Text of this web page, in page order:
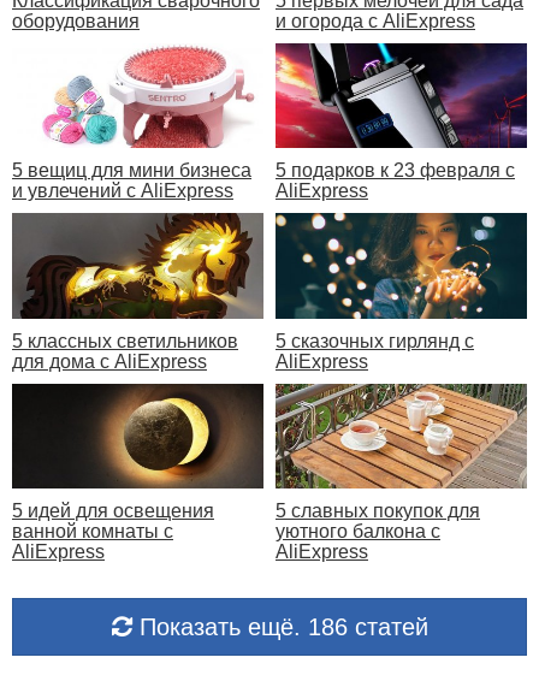
оборудования
и огорода с AliExpress
5 вещиц для мини бизнеса
и увлечений с AliExpress
5 подарков к 23 февраля с
AliExpress
5 классных светильников
для дома с AliExpress
5 сказочных гирлянд с
AliExpress
5 идей для освещения
ванной комнаты с
AliExpress
5 славных покупок для
уютного балкона с
AliExpress
Показать ещё. 186 статей